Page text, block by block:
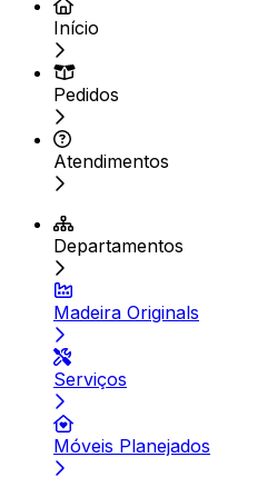
Início
Pedidos
Atendimentos
Departamentos
Madeira Originals
Serviços
Móveis Planejados